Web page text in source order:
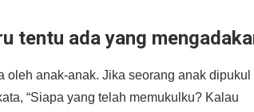
tentu ada yang
anak-anak. Jika seorang anak dipukul
“Siapa yang telah memukulku? Kalau